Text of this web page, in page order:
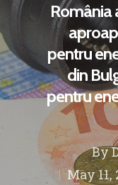
România
pentru
din
pentru
By
May 11,